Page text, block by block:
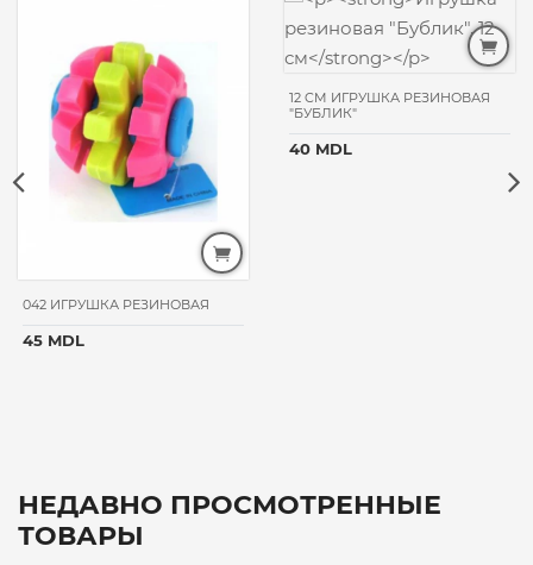
042 ИГРУШКА РЕЗИНОВАЯ
45 MDL
12 CM ИГРУШКА РЕЗИНОВАЯ
"БУБЛИК"
40 MDL
НЕДАВНО ПРОСМОТРЕННЫЕ
ТОВАРЫ